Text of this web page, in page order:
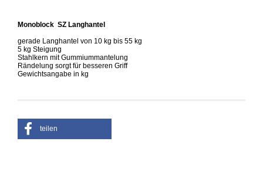
Monoblock SZ Langhantel
gerade Langhantel von 10 kg bis 55 kg
5 kg Steigung
Stahlkern mit Gummiummantelung
Rändelung sorgt für besseren Griff
Gewichtsangabe in kg
teilen